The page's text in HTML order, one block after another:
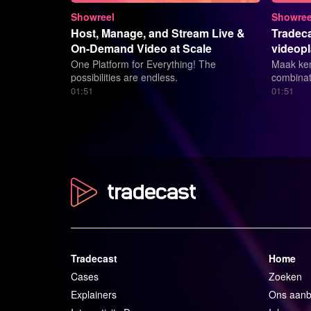
Showreel
Host, Manage, and Stream Live &
On-Demand Video at Scale
One Platform for Everything! The
possibilities are endless.
01:51
Maak
online
twee
wil
01:51
Tradecast
Cases
Explainers
Home
Zoeken
Ons